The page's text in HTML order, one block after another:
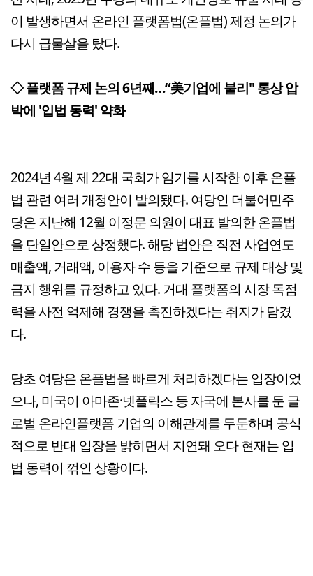
이 발생하면서 온라인 플랫폼법(온플법) 제정 논의가
다시 급물살을 탔다.
◇ 플랫폼 규제 논의 6년째…“美기업에 불리" 통상 압
박에 '입법 동력' 약화
2024년 4월 제 22대 국회가 임기를 시작한 이후 온플
법 관련 여러 개정안이 발의됐다. 여당인 더불어민주
당은 지난해 12월 이정문 의원이 대표 발의한 온플법
을 단일안으로 상정했다. 해당 법안은 직전 사업연도
매출액, 거래액, 이용자 수 등을 기준으로 규제 대상 및
금지 행위를 규정하고 있다. 거대 플랫폼의 시장 독점
력을 사전 억제해 경쟁을 촉진하겠다는 취지가 담겼
다.
당초 여당은 온플법을 빠르게 처리하겠다는 입장이었
으나, 미국이 아마존·넷플릭스 등 자국에 본사를 둔 글
로벌 온라인플랫폼 기업의 이해관계를 두둔하며 공식
적으로 반대 입장을 밝히면서 지연돼 오다 현재는 입
법 동력이 꺾인 상황이다.